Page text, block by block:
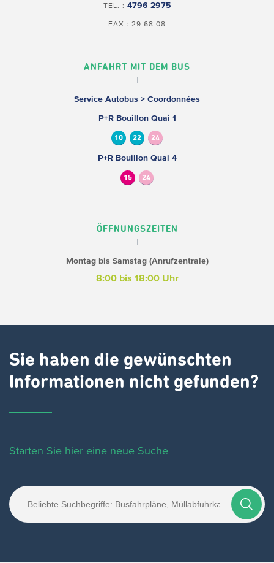
TEL. : 4796 2975
FAX : 29 68 08
ANFAHRT MIT DEM BUS
Service Autobus > Coordonnées
P+R Bouillon Quai 1
10 22 24
P+R Bouillon Quai 4
15 24
ÖFFNUNGSZEITEN
Montag bis Samstag (Anrufzentrale)
8:00 bis 18:00 Uhr
Sie haben die gewünschten
Informationen nicht gefunden?
Starten Sie hier eine neue Suche